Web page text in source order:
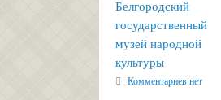
Белгородский
государственный
музей народной
культуры
Комментариев нет